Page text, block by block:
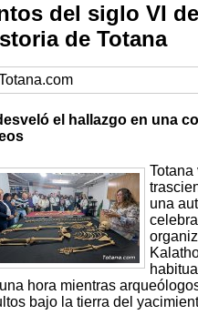
del siglo VI
de Totana
el hallazgo en una
una
hora mientras
bajo la tierra del